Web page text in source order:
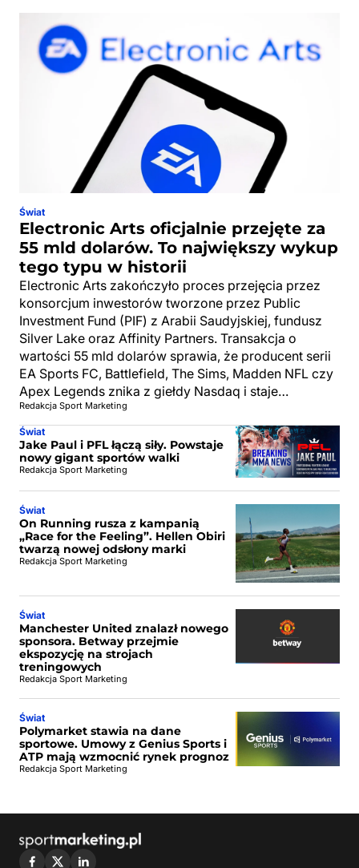
Świat
Electronic Arts oficjalnie przejęte za
55 mld dolarów. To największy wykup
tego typu w historii
Electronic Arts zakończyło proces przejęcia przez
konsorcjum inwestorów tworzone przez Public
Investment Fund (PIF) z Arabii Saudyjskiej, fundusz
Silver Lake oraz Affinity Partners. Transakcja o
wartości 55 mld dolarów sprawia, że producent serii
EA Sports FC, Battlefield, The Sims, Madden NFL czy
Apex Legends znika z giełdy Nasdaq i staje…
Redakcja Sport Marketing
Świat
Jake Paul i PFL łączą siły. Powstaje
nowy gigant sportów walki
Redakcja Sport Marketing
Świat
On Running rusza z kampanią
„Race for the Feeling”. Hellen Obiri
twarzą nowej odsłony marki
Redakcja Sport Marketing
Świat
Manchester United znalazł nowego
sponsora. Betway przejmie
ekspozycję na strojach
treningowych
Redakcja Sport Marketing
Świat
Polymarket stawia na dane
sportowe. Umowy z Genius Sports i
ATP mają wzmocnić rynek prognoz
Redakcja Sport Marketing